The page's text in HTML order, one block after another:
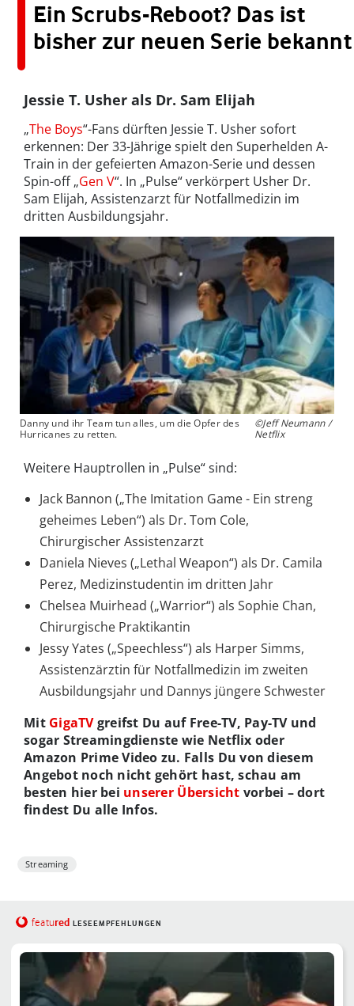
Ein Scrubs-Reboot? Das ist
bisher zur neuen Serie bekannt
Jessie T. Usher als Dr. Sam Elijah
„The Boys“-Fans dürften Jessie T. Usher sofort
erkennen: Der 33-Jährige spielt den Superhelden A-
Train in der gefeierten Amazon-Serie und dessen
Spin-off „Gen V“. In „Pulse“ verkörpert Usher Dr.
Sam Elijah, Assistenzarzt für Notfallmedizin im
dritten Ausbildungsjahr.
Danny und ihr Team tun alles, um die Opfer des
Hurricanes zu retten.
©Jeff Neumann /
Netflix
Weitere Hauptrollen in „Pulse“ sind:
Jack Bannon („The Imitation Game - Ein streng
geheimes Leben“) als Dr. Tom Cole,
Chirurgischer Assistenzarzt
Daniela Nieves („Lethal Weapon“) als Dr. Camila
Perez, Medizinstudentin im dritten Jahr
Chelsea Muirhead („Warrior“) als Sophie Chan,
Chirurgische Praktikantin
Jessy Yates („Speechless“) als Harper Simms,
Assistenzärztin für Notfallmedizin im zweiten
Ausbildungsjahr und Dannys jüngere Schwester
Mit GigaTVgreifst Du auf Free-TV, Pay-TV und
sogar Streamingdienste wie Netflix oder
Amazon Prime Video zu. Falls Du von diesem
Angebot noch nicht gehört hast, schau am
besten hier bei unserer Übersicht vorbei – dort
findest Du alle Infos.
Streaming
featured LESEEMPFEHLUNGEN